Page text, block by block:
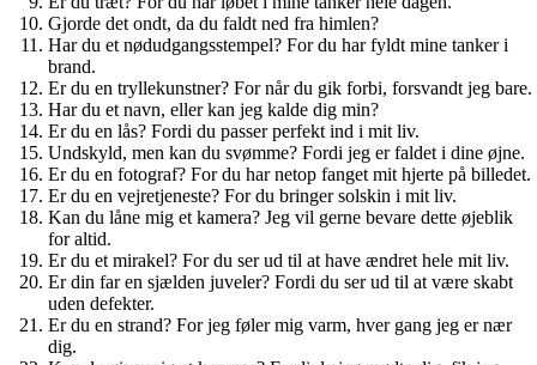
Gjorde det ondt, da du faldt ned fra himlen?
Har du et nødudgangsstempel? For du har fyldt mine tanker i
brand.
Er du en tryllekunstner? For når du gik forbi, forsvandt jeg bare.
Har du et navn, eller kan jeg kalde dig min?
Er du en lås? Fordi du passer perfekt ind i mit liv.
Undskyld, men kan du svømme? Fordi jeg er faldet i dine øjne.
Er du en fotograf? For du har netop fanget mit hjerte på billedet.
Er du en vejretjeneste? For du bringer solskin i mit liv.
Kan du låne mig et kamera? Jeg vil gerne bevare dette øjeblik
for altid.
Er du et mirakel? For du ser ud til at have ændret hele mit liv.
Er din far en sjælden juveler? Fordi du ser ud til at være skabt
uden defekter.
Er du en strand? For jeg føler mig varm, hver gang jeg er nær
dig.